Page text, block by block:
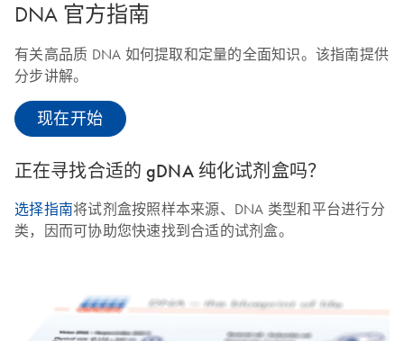
DNA 官方指南
有关高品质 DNA 如何提取和定量的全面知识。该指南提供
分步讲解。
现在开始
正在寻找合适的 gDNA 纯化试剂盒吗？
选择指南将试剂盒按照样本来源、DNA 类型和平台进行分
类，因而可协助您快速找到合适的试剂盒。